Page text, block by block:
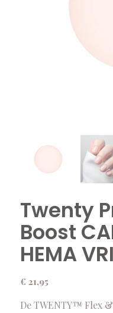
Twenty
Boost
HEMA
€ 21,95
De TWENTY™ Flex